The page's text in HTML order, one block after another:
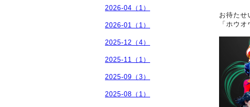
お待たせ
「ホウ
2026-04（1）
2026-01（1）
2025-12（4）
2025-11（1）
2025-09（3）
2025-08（1）